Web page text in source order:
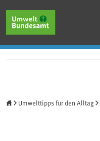
Umwelttipps für den Alltag